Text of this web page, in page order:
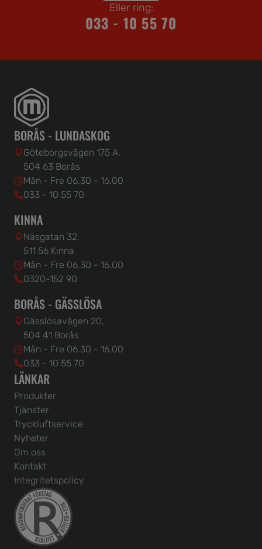
Eller ring:
033 - 10 55 70
BORÅS - LUNDASKOG
Göteborgsvägen 175 A,
504 63 Borås
Mån - Fre 06.30 - 16.00
033 - 10 55 70
KINNA
Näsgatan 32,
511 56 Kinna
Mån - Fre 06.30 - 16.00
0320-152 90
BORÅS - GÄSSLÖSA
Gässlösavägen 20,
504 41 Borås
Mån - Fre 06.30 - 16.00
033 - 10 55 70
LÄNKAR
Produkter
Tjänster
Tryckluftservice
Nyheter
Om oss
Kontakt
Integritetspolicy